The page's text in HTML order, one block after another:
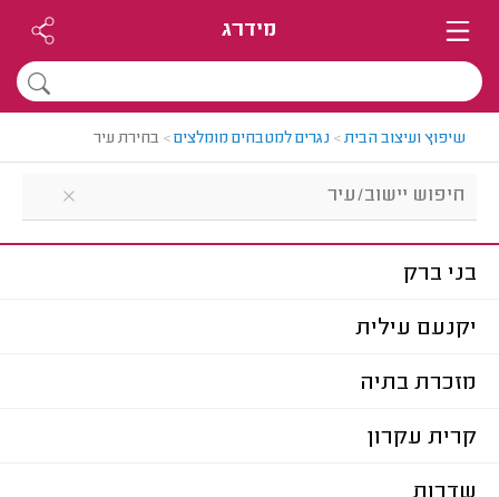
מידרג
שיפוץ ועיצוב הבית> נגרים למטבחים מומלצים> בחירת עיר
בני ברק
יקנעם עילית
מזכרת בתיה
קרית עקרון